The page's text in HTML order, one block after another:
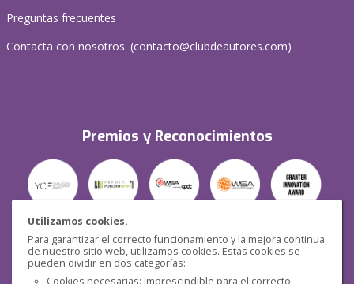
Utilizamos cookies.
Para garantizar el correcto funcionamiento y la mejora continua
de nuestro sitio web, utilizamos cookies. Estas cookies se
pueden dividir en dos categorías:
Cookies necesarias: Imprescindible para el correcto
Preguntas frecuentes
Contacta con nosotros: (contacto@clubdeautores.com)
Premios y Reconocimientos
Seguridad